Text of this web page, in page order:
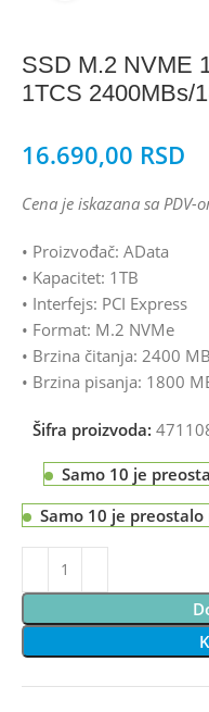
SSD M.2 NVME
1TCS 2400MBs/
16.690,00 RSD
Cena je iskazana sa PDV-
• Proizvođač: AData
• Kapacitet: 1TB
• Interfejs: PCI Express
• Format: M.2 NVMe
• Brzina čitanja: 2400
• Brzina pisanja: 1800
Šifra proizvoda:
Samo 10 je
Samo 10 je